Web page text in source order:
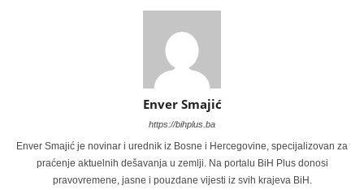
Enver Smajić
https://bihplus.ba
Enver Smajić je novinar i urednik iz Bosne i Hercegovine, specijalizovan za
praćenje aktuelnih dešavanja u zemlji. Na portalu BiH Plus donosi
pravovremene, jasne i pouzdane vijesti iz svih krajeva BiH.